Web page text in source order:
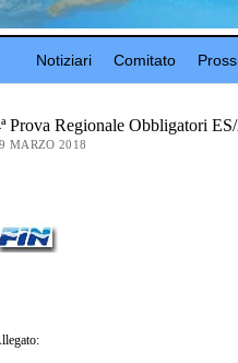
Notiziari Comitato
Prova Regionale Obbligatori
MARZO 2018